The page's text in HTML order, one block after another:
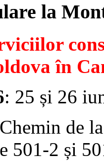
la
în
: 25 și 26
de
501-2 și